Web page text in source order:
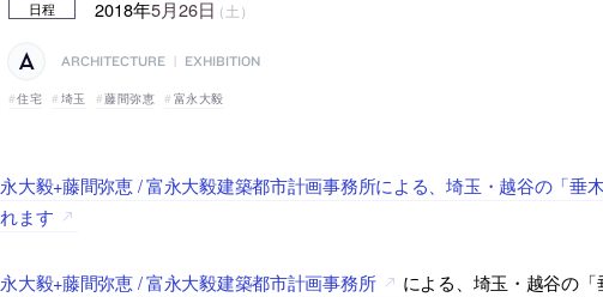
日程 2018年5月26日（土）
ARCHITECTURE EXHIBITION
住宅 埼玉 藤間弥恵 富永大毅
大毅+藤間弥恵 / 富永大毅建築都市計画事務所による、埼玉・越谷の「垂
ます
大毅+藤間弥恵 / 富永大毅建築都市計画事務所
による、埼玉・越谷の